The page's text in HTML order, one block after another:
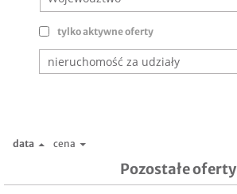
tylko aktywne oferty
data cena
Pozostałe oferty